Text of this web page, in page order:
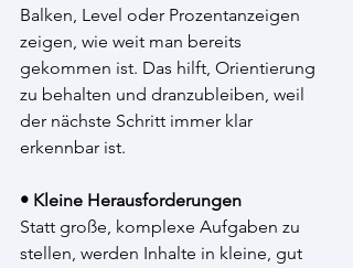
Balken, Level oder Prozentanzeigen
zeigen, wie weit man bereits
gekommen ist. Das hilft, Orientierung
zu behalten und dranzubleiben, weil
der nächste Schritt immer klar
erkennbar ist.
• Kleine Herausforderungen
Statt große, komplexe Aufgaben zu
stellen, werden Inhalte in kleine, gut